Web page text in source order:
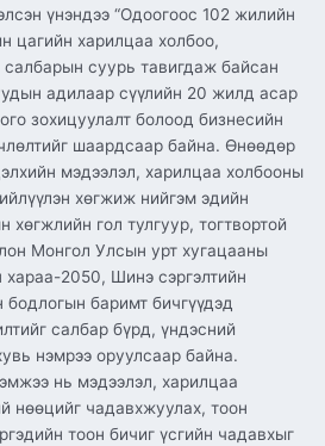
үнэндээ “Одоогоос 102 жилийн
цагийн харилцаа холбоо,
салбарын суурь тавигдаж байсан
адилаар сүүлийн 20 жилд асар
зохицуулалт болоод бизнесийн
шаардсаар байна. Өнөөдөр
мэдээлэл, харилцаа холбооны
хөгжиж нийгэм эдийн
хөгжлийн гол тулгуур, тогтвортой
Монгол Улсын урт хугацааны
2050, Шинэ сэргэлтийн
баримт бичгүүдэд
салбар бүрд, үндэсний
нэмрээ оруулсаар байна.
нь мэдээлэл, харилцаа
нөөцийг чадавхжуулах, тоон
тоон бичиг үсгийн чадавхыг